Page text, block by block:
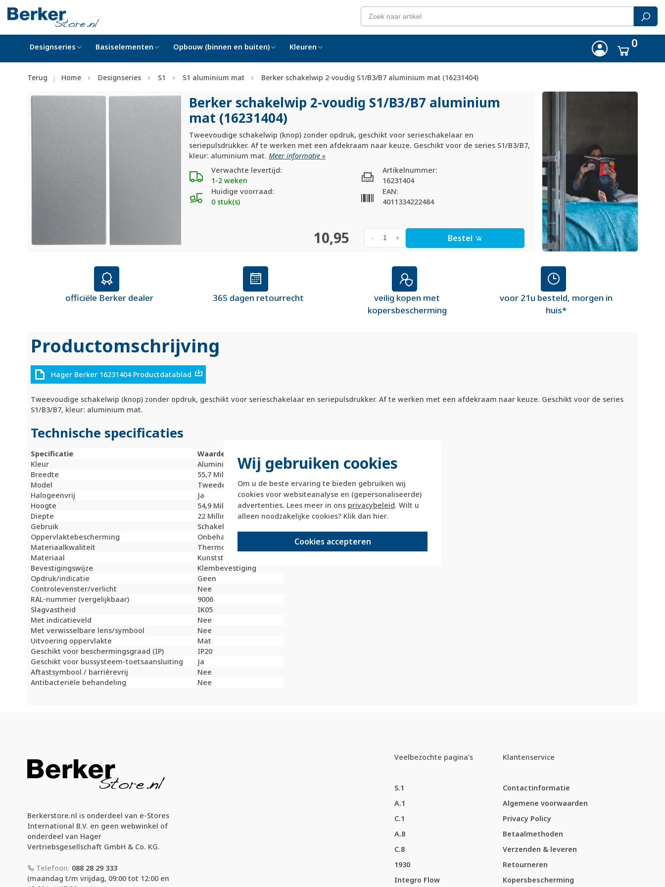
Wij gebruiken cookies
Om u de beste ervaring te bieden gebruiken wij
cookies voor websiteanalyse en (gepersonaliseerde)
advertenties. Lees meer in ons privacybeleid. Wilt u
alleen noodzakelijke cookies? Klik dan hier.
Cookies accepteren
Designseries Basiselementen Opbouw (binnen en buiten) Kleuren 0
Terug | Home Designseries S1 S1 aluminium mat Berker schakelwip 2-voudig S1/B3/B7 aluminium mat (16231404)
Berker schakelwip 2-voudig S1/B3/B7 aluminium
mat (16231404)
Tweevoudige schakelwip (knop) zonder opdruk, geschikt voor serieschakelaar en
seriepulsdrukker. Af te werken met een afdekraam naar keuze. Geschikt voor de series S1/B3/B7,
kleur: aluminium mat. Meer informatie »
Verwachte levertijd:
1-2 weken
Huidige voorraad:
0 stuk(s)
Artikelnummer:
16231404
EAN:
4011334222484
10,95 +
- Bestel
officiële Berker dealer 365 dagen retourrecht
veilig kopen met
kopersbescherming
voor 21u besteld, morgen in
huis*
Productomschrijving
Hager Berker 16231404 Productdatablad
Tweevoudige schakelwip (knop) zonder opdruk, geschikt voor serieschakelaar en seriepulsdrukker. Af te werken met een afdekraam naar keuze. Geschikt voor de series
S1/B3/B7, kleur: aluminium mat.
Technische specificaties
Specificatie
Waarde
Kleur
Aluminium
Breedte
55,7 Millimeter (mm)
Model
Tweedelige wip
Halogeenvrij
Ja
Hoogte
54,9 Millimeter (mm)
Diepte
22 Millimeter (mm)
Gebruik
Schakelaar / drukker
Oppervlaktebescherming
Onbehandeld
Materiaalkwaliteit
Thermoplast
Materiaal
Kunststof
Bevestigingswijze
Klembevestiging
Opdruk/indicatie
Geen
Controlevenster/verlicht
Nee
RAL-nummer (vergelijkbaar)
9006
Slagvastheid
IK05
Met indicatieveld
Nee
Met verwisselbare lens/symbool
Nee
Uitvoering oppervlakte
Mat
Geschikt voor beschermingsgraad (IP)
IP20
Geschikt voor bussysteem-toetsaansluiting
Ja
Aftastsymbool / barrièrevrij
Nee
Antibacteriële behandeling
Nee
Berkerstore.nl is onderdeel van e-Stores
International B.V. en geen webwinkel of
onderdeel van Hager
Vertriebsgesellschaft GmbH & Co. KG.
Telefoon: 088 28 29 333
(maandag t/m vrijdag, 09:00 tot 12:00 en
Veelbezochte pagina's
S.1
A.1
C.1
A.8
C.8
1930
Integro Flow
Klantenservice
Contactinformatie
Algemene voorwaarden
Privacy Policy
Betaalmethoden
Verzenden & leveren
Retourneren
Kopersbescherming